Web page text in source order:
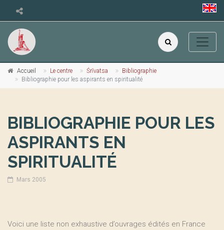
Accueil Le centre Śrīvatsa
Bibliographie
Bibliographie pour les aspirants en spiritualité
BIBLIOGRAPHIE POUR LES
ASPIRANTS EN
SPIRITUALITÉ
Mars 2005
Voici une liste non exhaustive d’ouvrages édités en France